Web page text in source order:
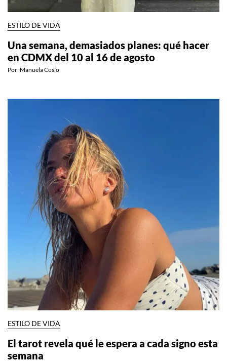
ESTILO DE VIDA
Una semana, demasiados planes: qué hacer
en CDMX del 10 al 16 de agosto
Por: Manuela Cosío
ESTILO DE VIDA
El tarot revela qué le espera a cada signo esta
semana